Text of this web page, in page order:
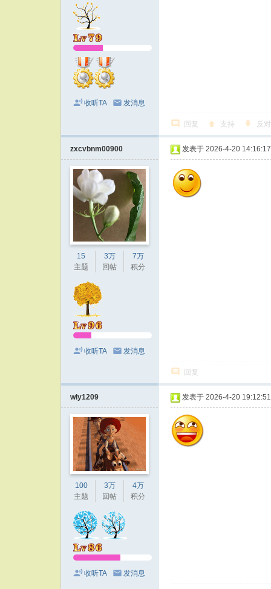
收听TA 发消息
回复 支持 反对
zxcvbnm00900
15
主题
3万
回帖
7万
积分
收听TA 发消息
发表于 2026-4-20 14:16:17
回复
wly1209
100
主题
3万
回帖
4万
积分
收听TA 发消息
发表于 2026-4-20 19:12:51